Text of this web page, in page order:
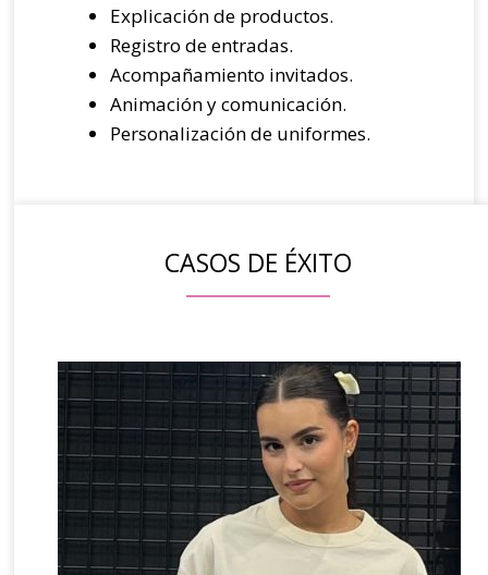
Explicación de productos.
Registro de entradas.
Acompañamiento invitados.
Animación y comunicación.
Personalización de uniformes.
CASOS DE ÉXITO